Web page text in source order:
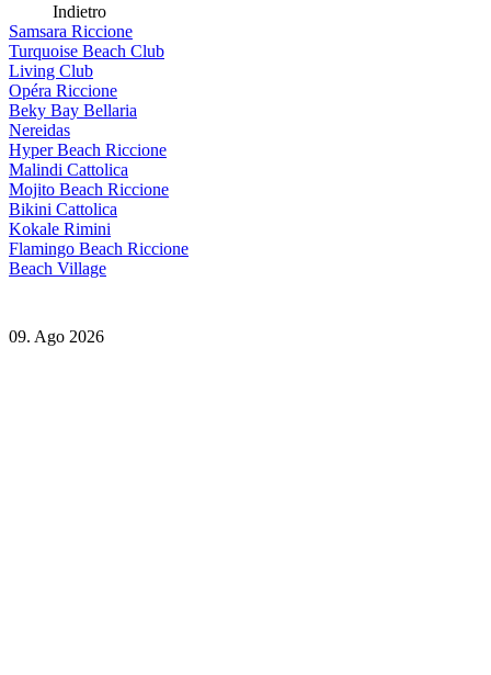
Indietro
Samsara Riccione
Turquoise Beach Club
Living Club
Opéra Riccione
Beky Bay Bellaria
Nereidas
Hyper Beach Riccione
Malindi Cattolica
Mojito Beach Riccione
Bikini Cattolica
Kokale Rimini
Flamingo Beach Riccione
Beach Village
09. Ago 2026